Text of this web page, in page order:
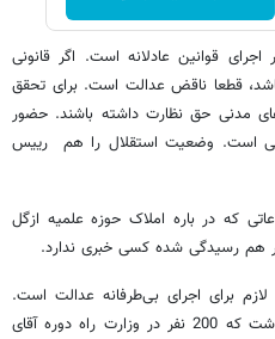
قوانین عادلانه است. اگر قانونی
قطعا ناقض عدالت است. برای تحقق
مدنی حق نظارت داشته باشند. حضور
است. وضعیت استقلال را هم رییس
که در باره املاک حوزه علمیه ازگل
هم رسیدگی شده کسی خبری ندارد.
برای اجرای بی‌طرفانه عدالت است.
آقای محمد مهاجری یک مطلب کوتاه نوشت که 200 نفر در وزارت راه دوره آقای